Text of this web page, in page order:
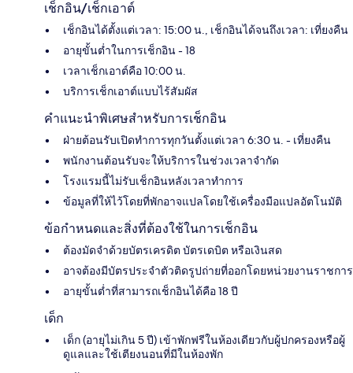
เช็กอิน/เช็กเอาต์
เช็กอินได้ตั้งแต่เวลา: 15:00 น., เช็กอินได้จนถึงเวลา: เที่ยงคืน
อายุขั้นต่ำในการเช็กอิน - 18
เวลาเช็กเอาต์คือ 10:00 น.
บริการเช็กเอาต์แบบไร้สัมผัส
คำแนะนำพิเศษสำหรับการเช็กอิน
ฝ่ายต้อนรับเปิดทำการทุกวันตั้งแต่เวลา 6:30 น. - เที่ยงคืน
พนักงานต้อนรับจะให้บริการในช่วงเวลาจำกัด
โรงแรมนี้ไม่รับเช็กอินหลังเวลาทำการ
ข้อมูลที่ให้ไว้โดยที่พักอาจแปลโดยใช้เครื่องมือแปลอัตโนมัติ
ข้อกำหนดและสิ่งที่ต้องใช้ในการเช็กอิน
ต้องมัดจำด้วยบัตรเครดิต บัตรเดบิต หรือเงินสด
อาจต้องมีบัตรประจำตัวติดรูปถ่ายที่ออกโดยหน่วยงานราชการ
อายุขั้นต่ำที่สามารถเช็กอินได้คือ 18 ปี
เด็ก
เด็ก (อายุไม่เกิน 5 ปี) เข้าพักฟรีในห้องเดียวกับผู้ปกครองหรือผู้
ดูแลและใช้เตียงนอนที่มีในห้องพัก